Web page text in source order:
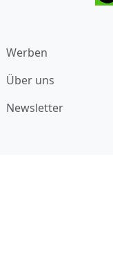
Werben
Über uns
Newsletter